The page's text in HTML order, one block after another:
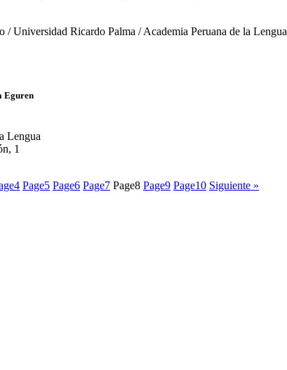
/ Universidad Ricardo Palma / Academia Peruana de la Lengua
Eguren
Lengua
1
4 Page5 Page6 Page7 Page8 Page9 Page10 Siguiente »